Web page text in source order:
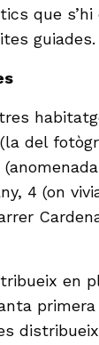
que s’hi
guiades.
del
4 (on
en